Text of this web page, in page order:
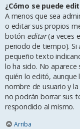
¿Cómo se puede
A menos que sea
o editar sus propios
botón editar(a veces
periodo de tiempo). Si
pequeño texto
lo ha sido. No
quién lo editó, aunque
nombre de usuario y
no podrán borrar sus
respondido al mismo.
Arriba